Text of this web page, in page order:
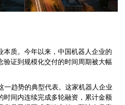
本质。今年以来，中国机器人企业的
验证到规模化交付的时间周期被大幅
一趋势的典型代表。这家机器人企业
时间内连续完成多轮融资，累计金额